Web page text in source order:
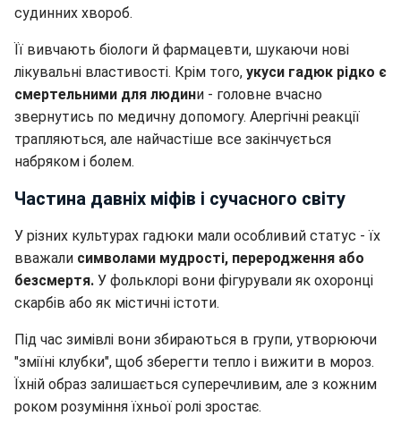
судинних хвороб.
Її вивчають біологи й фармацевти, шукаючи нові
лікувальні властивості. Крім того, укуси гадюк рідко є
смертельними для людини - головне вчасно
звернутись по медичну допомогу. Алергічні реакції
трапляються, але найчастіше все закінчується
набряком і болем.
Частина давніх міфів і сучасного світу
У різних культурах гадюки мали особливий статус - їх
вважали символами мудрості, переродження або
безсмертя. У фольклорі вони фігурували як охоронці
скарбів або як містичні істоти.
Під час зимівлі вони збираються в групи, утворюючи
"зміїні клубки", щоб зберегти тепло і вижити в мороз.
Їхній образ залишається суперечливим, але з кожним
роком розуміння їхньої ролі зростає.